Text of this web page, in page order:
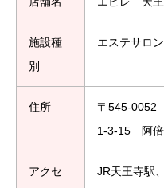
施設種
別
エステサロン
住所
〒545-0052
1-3-15 阿倍
アクセ
JR天王寺駅